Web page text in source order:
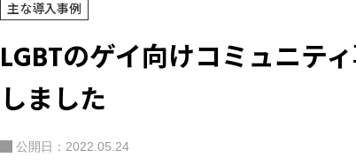
主な導入事例
LGBTのゲイ向けコミュニテ
しました
公開日：2022.05.24